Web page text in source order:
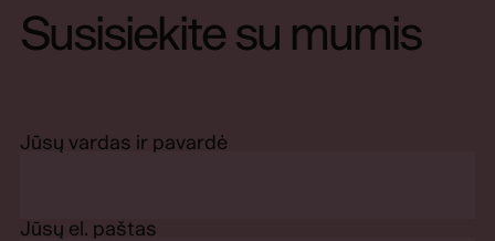
Susisiekite su mumis
Jūsų vardas ir pavardė
Jūsų el. paštas